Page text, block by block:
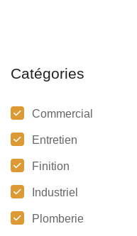
Catégories
Commercial
Entretien
Finition
Industriel
Plomberie